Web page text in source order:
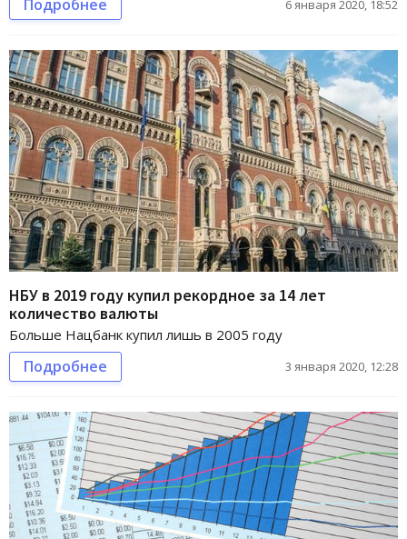
Подробнее 6 января 2020, 18:52
НБУ в 2019 году купил рекордное за 14 лет
количество валюты
Больше Нацбанк купил лишь в 2005 году
Подробнее 3 января 2020, 12:28